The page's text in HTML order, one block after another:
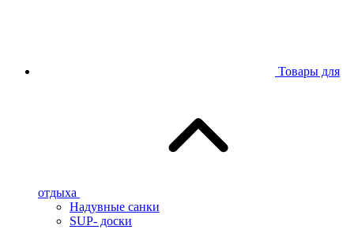
Товары для
отдыха
Надувные санки
SUP- доски